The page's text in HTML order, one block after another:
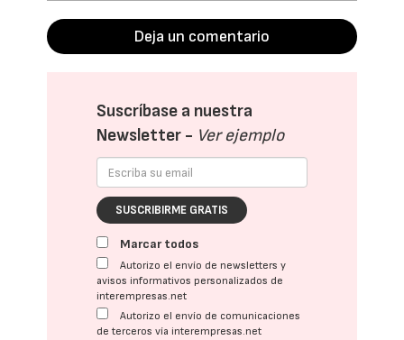
Deja un comentario
Suscríbase a nuestra
Newsletter - Ver ejemplo
SUSCRIBIRME GRATIS
Marcar todos
Autorizo el envío de newsletters y
avisos informativos personalizados de
interempresas.net
Autorizo el envío de comunicaciones
de terceros vía interempresas.net